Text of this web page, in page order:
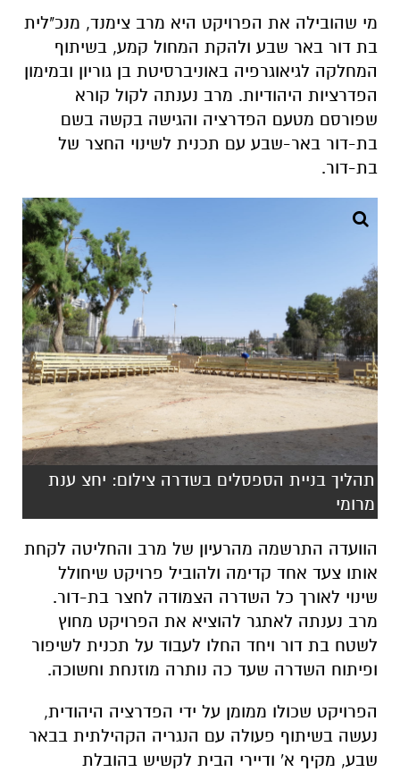
מי שהובילה את הפרויקט היא מרב צימנד, מנכ"לית
בת דור באר שבע ולהקת המחול קמע, בשיתוף
המחלקה לגיאוגרפיה באוניברסיטת בן גוריון ובמימון
הפדרציות היהודיות. מרב נענתה לקול קורא
שפורסם מטעם הפדרציה והגישה בקשה בשם
בת-דור באר-שבע עם תכנית לשינוי החצר של
בת-דור.
תהליך בניית הספסלים בשדרה צילום: יחצ ענת
מרומי
הוועדה התרשמה מהרעיון של מרב והחליטה לקחת
אותו צעד אחד קדימה ולהוביל פרויקט שיחולל
שינוי לאורך כל השדרה הצמודה לחצר בת-דור.
מרב נענתה לאתגר להוציא את הפרויקט מחוץ
לשטח בת דור ויחד החלו לעבוד על תכנית לשיפור
ופיתוח השדרה שעד כה נותרה מוזנחת וחשוכה.
הפרויקט שכולו ממומן על ידי הפדרציה היהודית,
נעשה בשיתוף פעולה עם הנגריה הקהילתית בבאר
שבע, מקיף א' ודיירי הבית לקשיש בהובלת